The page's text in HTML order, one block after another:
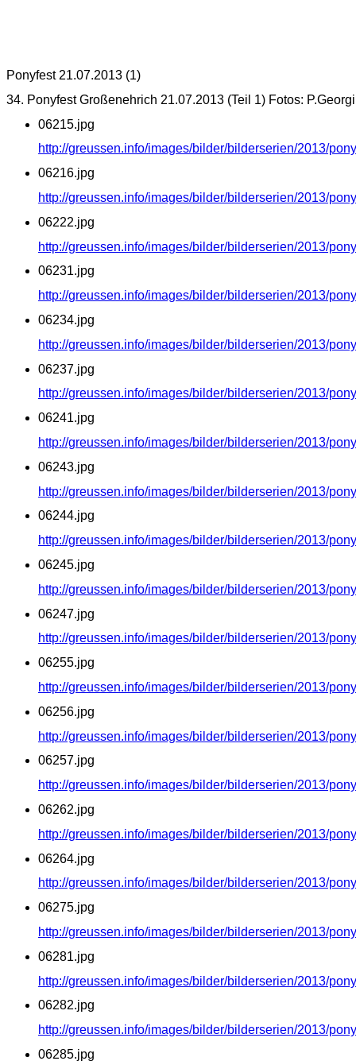
Ponyfest 21.07.2013 (1)
34. Ponyfest Großenehrich 21.07.2013 (Teil 1) Fotos: P.Georgi
06215.jpg
http://greussen.info/images/bilder/bilderserien/2013/
06216.jpg
http://greussen.info/images/bilder/bilderserien/2013/
06222.jpg
http://greussen.info/images/bilder/bilderserien/2013/
06231.jpg
http://greussen.info/images/bilder/bilderserien/2013/
06234.jpg
http://greussen.info/images/bilder/bilderserien/2013/
06237.jpg
http://greussen.info/images/bilder/bilderserien/2013/
06241.jpg
http://greussen.info/images/bilder/bilderserien/2013/
06243.jpg
http://greussen.info/images/bilder/bilderserien/2013/
06244.jpg
http://greussen.info/images/bilder/bilderserien/2013/
06245.jpg
http://greussen.info/images/bilder/bilderserien/2013/
06247.jpg
http://greussen.info/images/bilder/bilderserien/2013/
06255.jpg
http://greussen.info/images/bilder/bilderserien/2013/
06256.jpg
http://greussen.info/images/bilder/bilderserien/2013/
06257.jpg
http://greussen.info/images/bilder/bilderserien/2013/
06262.jpg
http://greussen.info/images/bilder/bilderserien/2013/
06264.jpg
http://greussen.info/images/bilder/bilderserien/2013/
06275.jpg
http://greussen.info/images/bilder/bilderserien/2013/
06281.jpg
http://greussen.info/images/bilder/bilderserien/2013/
06282.jpg
http://greussen.info/images/bilder/bilderserien/2013/
06285.jpg